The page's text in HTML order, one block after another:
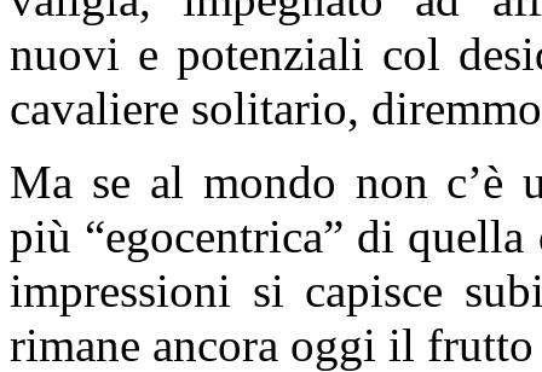
nuovi e potenziali col
cavaliere solitario,
Ma se al mondo non c’è
più “egocentrica” di
impressioni si capisce
rimane ancora oggi il